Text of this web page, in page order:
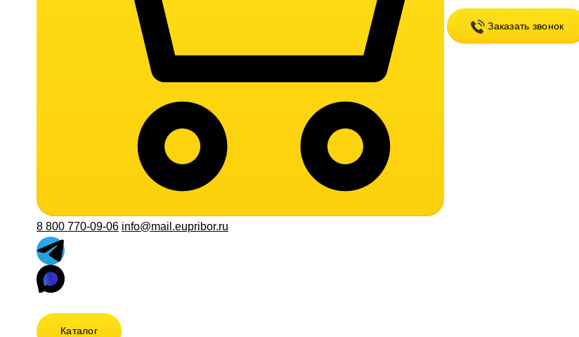
Заказать звонок
8 800 770-09-06 info@mail.eupribor.ru
Каталог